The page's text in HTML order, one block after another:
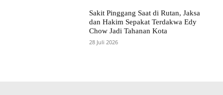
Sakit Pinggang Saat di Rutan, Jaksa
dan Hakim Sepakat Terdakwa Edy
Chow Jadi Tahanan Kota
28 Juli 2026